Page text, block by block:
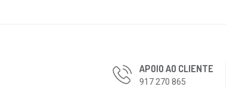
APOIO AO CLIENTE
917 270 865